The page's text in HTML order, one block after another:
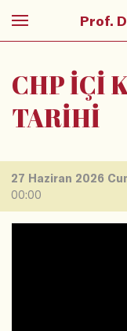
Prof.
CHP İÇİ
TARİHİ
27 Haziran 2026
00:00